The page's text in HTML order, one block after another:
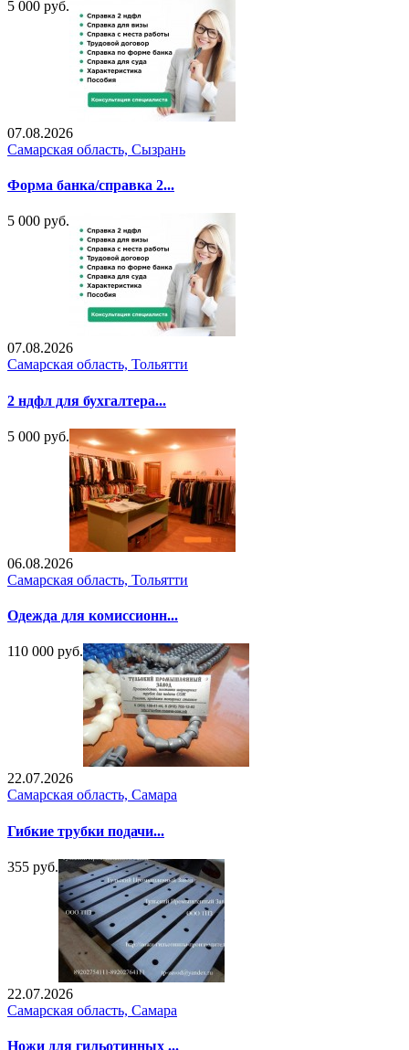
5 000 руб.
07.08.2026
Самарская область, Сызрань
Форма банка/справка 2...
5 000 руб.
07.08.2026
Самарская область, Тольятти
2 ндфл для бухгалтера...
5 000 руб.
06.08.2026
Самарская область, Тольятти
Одежда для комиссионн...
110 000 руб.
22.07.2026
Самарская область, Самара
Гибкие трубки подачи...
355 руб.
22.07.2026
Самарская область, Самара
Ножи для гильотинных ...